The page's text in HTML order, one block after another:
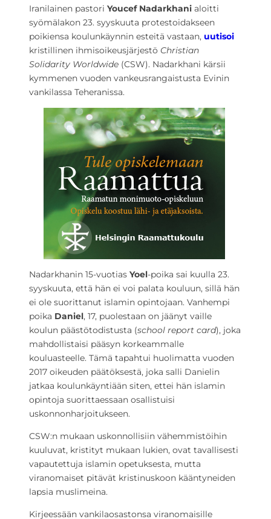
Iranilainen pastori Youcef Nadarkhani aloitti
syömälakon 23. syyskuuta protestoidakseen
poikiensa koulunkäynnin esteitä vastaan, uutisoi
kristillinen ihmisoikeusjärjestö Christian
Solidarity Worldwide (CSW). Nadarkhani kärsii
kymmenen vuoden vankeusrangaistusta Evinin
vankilassa Teheranissa.
Nadarkhanin 15-vuotias Yoel-poika sai kuulla 23.
syyskuuta, että hän ei voi palata kouluun, sillä hän
ei ole suorittanut islamin opintojaan. Vanhempi
poika Daniel, 17, puolestaan on jäänyt vaille
koulun päästötodistusta (school report card), joka
mahdollistaisi pääsyn korkeammalle
kouluasteelle. Tämä tapahtui huolimatta vuoden
2017 oikeuden päätöksestä, joka salli Danielin
jatkaa koulunkäyntiään siten, ettei hän islamin
opintoja suorittaessaan osallistuisi
uskonnonharjoitukseen.
CSW:n mukaan uskonnollisiin vähemmistöihin
kuuluvat, kristityt mukaan lukien, ovat tavallisesti
vapautettuja islamin opetuksesta, mutta
viranomaiset pitävät kristinuskoon kääntyneiden
lapsia muslimeina.
Kirjeessään vankilaosastonsa viranomaisille